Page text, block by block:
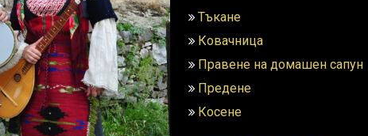
Тъкане
Ковачница
Правене на домашен сапун
Предене
Косене